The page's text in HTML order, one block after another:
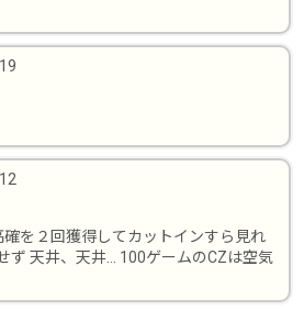
を２回獲得してカットインすら見れ
ず 天井、天井… 100ゲームのCZは空気